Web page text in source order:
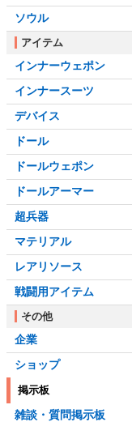
ソウル
アイテム
インナーウェポン
インナースーツ
デバイス
ドール
ドールウェポン
ドールアーマー
超兵器
マテリアル
レアリソース
戦闘用アイテム
その他
企業
ショップ
掲示板
雑談・質問掲示板